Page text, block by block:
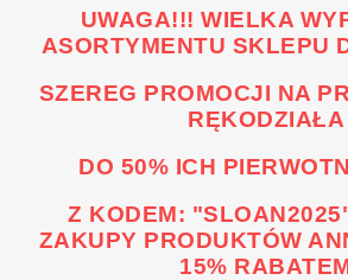
UWAGA!!! WIELKA
ASORTYMENTU SKLEPU
SZEREG PROMOCJI NA
RĘKODZIAŁA
DO 50% ICH
Z KODEM:
ZAKUPY PRODUKTÓW
15%